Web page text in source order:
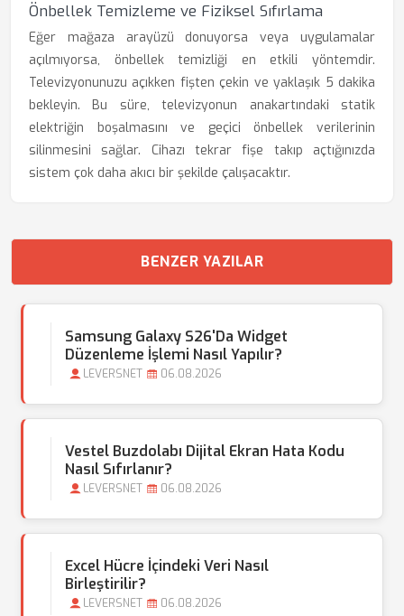
Önbellek Temizleme ve Fiziksel Sıfırlama
Eğer mağaza arayüzü donuyorsa veya uygulamalar
açılmıyorsa, önbellek temizliği en etkili yöntemdir.
Televizyonunuzu açıkken fişten çekin ve yaklaşık 5 dakika
bekleyin. Bu süre, televizyonun anakartındaki statik
elektriğin boşalmasını ve geçici önbellek verilerinin
silinmesini sağlar. Cihazı tekrar fişe takıp açtığınızda
sistem çok daha akıcı bir şekilde çalışacaktır.
BENZER YAZILAR
Samsung Galaxy S26'da Widget
Düzenleme İşlemi Nasıl Yapılır?
LEVERSNET 06.08.2026
Vestel Buzdolabı Dijital Ekran Hata Kodu
Nasıl Sıfırlanır?
LEVERSNET 06.08.2026
Excel Hücre İçindeki Veri Nasıl
Birleştirilir?
LEVERSNET 06.08.2026